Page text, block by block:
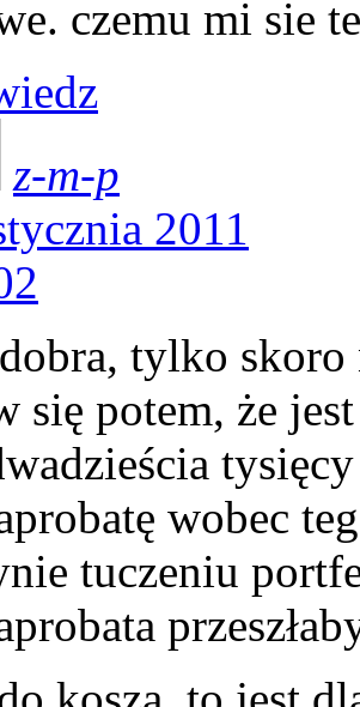
czemu mi sie
z-m-p
2011
tylko skoro
się potem, że
wobec
tuczeniu